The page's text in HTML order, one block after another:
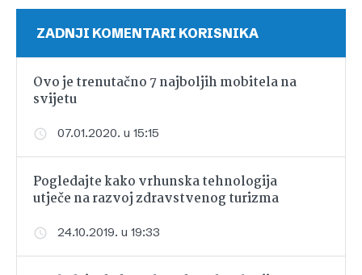
ZADNJI KOMENTARI KORISNIKA
Ovo je trenutačno 7 najboljih mobitela na
svijetu
07.01.2020. u 15:15
Pogledajte kako vrhunska tehnologija
utječe na razvoj zdravstvenog turizma
24.10.2019. u 19:33